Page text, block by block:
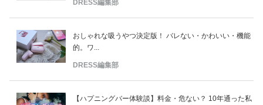
DRESS編集部
おしゃれな吸うやつ決定版！ バレない・かわいい・機能
的。ワ...
DRESS編集部
【ハプニングバー体験談】料金・危ない？ 10年通った私